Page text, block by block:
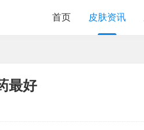
首页 皮肤资讯
最好